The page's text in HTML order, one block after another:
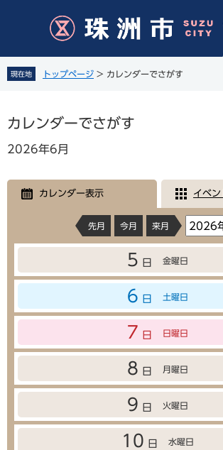
先
頭
。
を
飛
て
文
現在地 トップページ > カレンダーでさがす
文
カレンダーでさがす
2026年6月
カレンダー表示 イベ
先月 今月 来月
5 日 金曜日
6 日 土曜日
7 日 日曜日
8 日 月曜日
9 日 火曜日
10 日 水曜日